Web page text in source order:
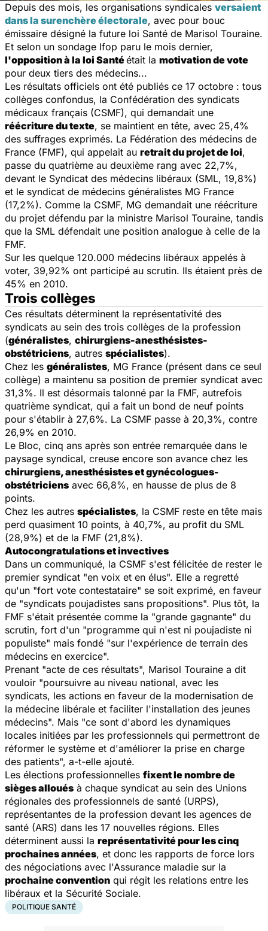
Depuis des mois, les organisations syndicales versaient
dans la surenchère électorale, avec pour bouc
émissaire désigné la future loi Santé de Marisol Touraine.
Et selon un sondage Ifop paru le mois dernier,
l'opposition à la loi Santéétait la motivation de vote
pour deux tiers des médecins...
Les résultats officiels ont été publiés ce 17 octobre : tous
collèges confondus, la Confédération des syndicats
médicaux français (CSMF), qui demandait une
réécriture du texte, se maintient en tête, avec 25,4%
des suffrages exprimés. La Fédération des médecins de
France (FMF), qui appelait au retrait du projet de loi,
passe du quatrième au deuxième rang avec 22,7%,
devant le Syndicat des médecins libéraux (SML, 19,8%)
et le syndicat de médecins généralistes MG France
(17,2%). Comme la CSMF, MG demandait une réécriture
du projet défendu par la ministre Marisol Touraine, tandis
que la SML défendait une position analogue à celle de la
FMF.
Sur les quelque 120.000 médecins libéraux appelés à
voter, 39,92% ont participé au scrutin. Ils étaient près de
45% en 2010.
Trois collèges
Ces résultats déterminent la représentativité des
syndicats au sein des trois collèges de la profession
(généralistes, chirurgiens-anesthésistes-
obstétriciens, autres spécialistes).
Chez les généralistes, MG France (présent dans ce seul
collège) a maintenu sa position de premier syndicat avec
31,3%. Il est désormais talonné par la FMF, autrefois
quatrième syndicat, qui a fait un bond de neuf points
pour s'établir à 27,6%. La CSMF passe à 20,3%, contre
26,9% en 2010.
Le Bloc, cinq ans après son entrée remarquée dans le
paysage syndical, creuse encore son avance chez les
chirurgiens, anesthésistes et gynécologues-
obstétriciens avec 66,8%, en hausse de plus de 8
points.
Chez les autres spécialistes, la CSMF reste en tête mais
perd quasiment 10 points, à 40,7%, au profit du SML
(28,9%) et de la FMF (21,8%).
Autocongratulations et invectives
Dans un communiqué, la CSMF s'est félicitée de rester le
premier syndicat "en voix et en élus". Elle a regretté
qu'un "fort vote contestataire" se soit exprimé, en faveur
de "syndicats poujadistes sans propositions". Plus tôt, la
FMF s'était présentée comme la "grande gagnante" du
scrutin, fort d'un "programme qui n'est ni poujadiste ni
populiste" mais fondé "sur l'expérience de terrain des
médecins en exercice".
Prenant "acte de ces résultats", Marisol Touraine a dit
vouloir "poursuivre au niveau national, avec les
syndicats, les actions en faveur de la modernisation de
la médecine libérale et faciliter l'installation des jeunes
médecins". Mais "ce sont d'abord les dynamiques
locales initiées par les professionnels qui permettront de
réformer le système et d'améliorer la prise en charge
des patients", a-t-elle ajouté.
Les élections professionnelles fixent le nombre de
sièges alloués à chaque syndicat au sein des Unions
régionales des professionnels de santé (URPS),
représentantes de la profession devant les agences de
santé (ARS) dans les 17 nouvelles régions. Elles
déterminent aussi la représentativité pour les cinq
prochaines années, et donc les rapports de force lors
des négociations avec l'Assurance maladie sur la
prochaine convention qui régit les relations entre les
libéraux et la Sécurité Sociale.
POLITIQUE SANTÉ